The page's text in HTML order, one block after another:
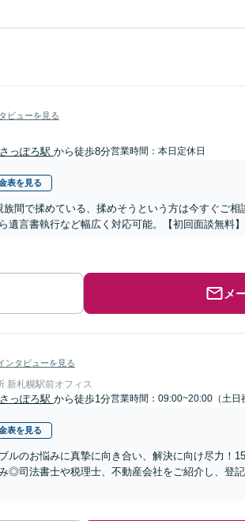
ビューを見る
っぽろ駅 から徒歩8分営業時間：本日定休日
表を見る
族間で揉めている、揉めそうという方は今すぐご
遺言書執行など幅広く対応可能。【初回面談無料
メ
ンタビューを見る
新札幌駅前オフィス
っぽろ駅 から徒歩1分営業時間：09:00~20:00（土日
表を見る
ルのお悩みに真摯に向き合い、解決に向け尽力！
◎司法書士や税理士、不動産会社をご紹介し、登